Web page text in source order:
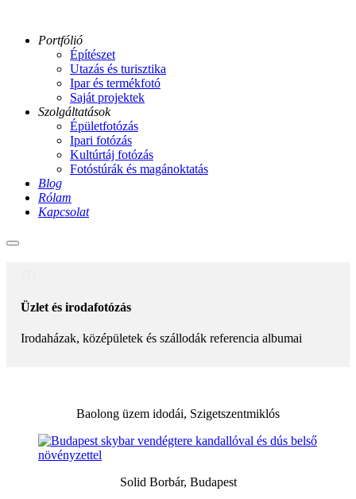
Portfólió
Építészet
Utazás és turisztika
Ipar és termékfotó
Saját projektek
Szolgáltatások
Épületfotózás
Ipari fotózás
Kultúrtáj fotózás
Fotóstúrák és magánoktatás
Blog
Rólam
Kapcsolat
Main
Üzlet és irodafotózás
Irodaházak, középületek és szállodák referencia albumai
Baolong üzem idodái, Szigetszentmiklós
Solid Borbár, Budapest